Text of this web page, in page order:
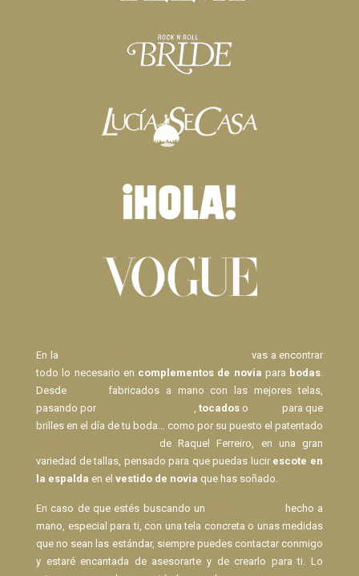
En la
vas a encontrar
todo lo necesario en complementos de novia para bodas
Desde
fabricados a mano con las mejores telas,
pasando por
,tocados o
para que
brilles en el día de tu boda... como por su puesto el patentado
de Raquel Ferreiro, en una gran
variedad de tallas, pensado para que puedas lucir escote en
la espalda en el vestido de novia que has soñado.
En caso de que estés buscando un
hecho a
mano, especial para ti, con una tela concreta o unas medidas
que no sean las estándar, siempre puedes contactar conmigo
y estaré encantada de asesorarte y de crearlo para ti. Lo